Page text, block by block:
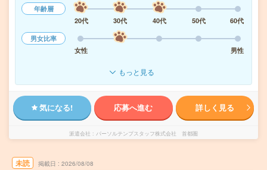
年齢層
20代
30代 40代 50代
60代
男女比率
女性
男性
もっと見る
気になる! 応募へ進む 詳しく見る
派遣会社 パーソルテンプスタッフ株式会社 首都圏
未読 掲載日 2026/08/08